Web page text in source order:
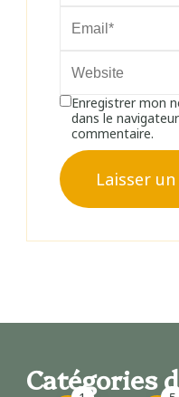
Enregistrer mon
dans le
commentaire.
Catégories